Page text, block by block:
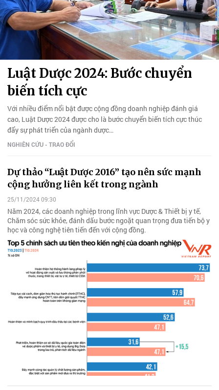
Luật Dược 2024: Bước chuyển
biến tích cực
Với nhiều điểm nổi bật được cộng đồng doanh nghiệp đánh giá
cao, Luật Dược 2024 được cho là bước chuyển biến tích cực thúc
đẩy sự phát triển của ngành dược…
NGHIÊN CỨU - TRAO ĐỔI
Dự thảo “Luật Dược 2016” tạo nên sức mạnh
cộng hưởng liên kết trong ngành
25/11/2024 09:30
Năm 2024, các doanh nghiệp trong lĩnh vực Dược & Thiết bị y tế,
Chăm sóc sức khỏe, đánh dấu bước ngoặt quan trọng đưa tiến bộ y
học và công nghệ tiên tiến đến với cộng đồng.